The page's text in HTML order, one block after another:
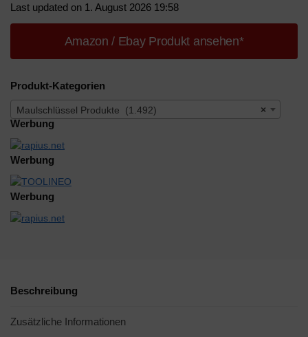
Last updated on 1. August 2026 19:58
Amazon / Ebay Produkt ansehen*
Produkt-Kategorien
×
Maulschlüssel Produkte (1.492)
Werbung
Werbung
Werbung
Beschreibung
Zusätzliche Informationen